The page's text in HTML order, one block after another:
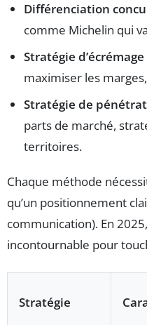
Différenciation
comme Michelin qui
Stratégie d’écrémage
maximiser les
Stratégie de
parts de marché,
territoires.
Chaque méthode
qu’un positionnement
communication). En
incontournable pour
Stratégie